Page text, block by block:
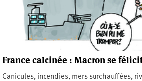
France calcinée : Macron se
Canicules, incendies, mers surchauffées,